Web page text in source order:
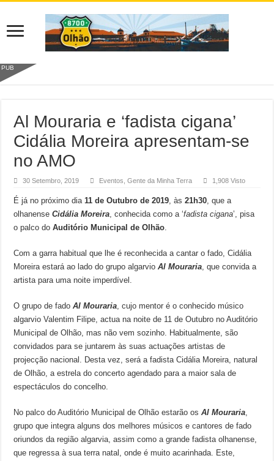
PUB
Al Mouraria e ‘fadista cigana’
Cidália Moreira apresentam-se
no AMO
30 Setembro, 2019 Eventos ,Gente da Minha Terra 1,908 Visto
É já no próximo dia11 de Outubro de 2019, às21h30, que a
olhanenseCidália Moreira, conhecida como a ‘fadista cigana’, pisa
o palco doAuditório Municipal de Olhão.
Com a garra habitual que lhe é reconhecida a cantar o fado, Cidália
Moreira estará ao lado do grupo algarvioAl Mouraria, que convida a
artista para uma noite imperdível.
O grupo de fadoAl Mouraria, cujo mentor é o conhecido músico
algarvio Valentim Filipe, actua na noite de 11 de Outubro no Auditório
Municipal de Olhão, mas não vem sozinho. Habitualmente, são
convidados para se juntarem às suas actuações artistas de
projecção nacional. Desta vez, será a fadista Cidália Moreira, natural
de Olhão, a estrela do concerto agendado para a maior sala de
espectáculos do concelho.
No palco do Auditório Municipal de Olhão estarão osAl Mouraria,
grupo que integra alguns dos melhores músicos e cantores de fado
oriundos da região algarvia, assim como a grande fadista olhanense,
que regressa à sua terra natal, onde é muito acarinhada. Este,